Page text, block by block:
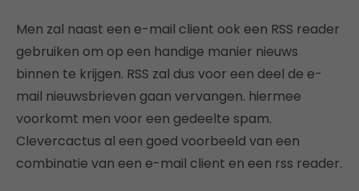
Men zal naast een e-mail client ook een RSS reader
gebruiken om op een handige manier nieuws
binnen te krijgen. RSS zal dus voor een deel de e-
mail nieuwsbrieven gaan vervangen. hiermee
voorkomt men voor een gedeelte spam.
Clevercactus al een goed voorbeeld van een
combinatie van een e-mail client en een rss reader.